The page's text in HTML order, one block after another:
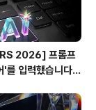
2026] 프롬프
'를 입력했습니다